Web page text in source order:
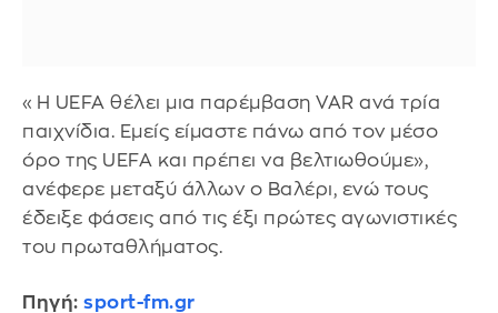
«Η UEFA θέλει μια παρέμβαση VAR ανά τρία
παιχνίδια. Εμείς είμαστε πάνω από τον μέσο
όρο της UEFA και πρέπει να βελτιωθούμε»,
ανέφερε μεταξύ άλλων ο Βαλέρι, ενώ τους
έδειξε φάσεις από τις έξι πρώτες αγωνιστικές
του πρωταθλήματος.
Πηγή: sport-fm.gr